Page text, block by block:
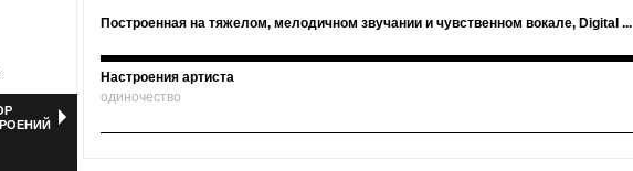
Построенная на тяжелом, мелодичном звучании и чувственном вокале, Digital ...
Настроения артиста
одиночество